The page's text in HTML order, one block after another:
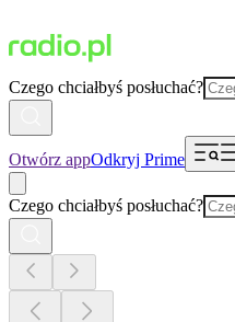
Czego chciałbyś posłuchać?
Otwórz appOdkryj Prime
Czego chciałbyś posłuchać?